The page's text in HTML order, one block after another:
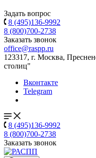
Задать вопрос
8 (495)136-9992
8 (800)700-2738
Заказать звонок
office@raspp.ru
123317, г. Москва,
столиц"
Вконтакте
Telegram
8 (495)136-9992
8 (800)700-2738
Заказать звонок